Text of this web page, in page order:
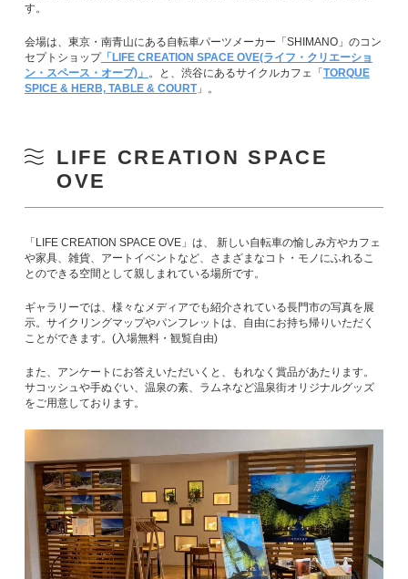
す。
会場は、東京・南青山にある自転車パーツメーカー「SHIMANO」のコン
セプトショップ「LIFE CREATION SPACE OVE(ライフ・クリエーショ
ン・スペース・オーブ)」 。と、渋谷にあるサイクルカフェ「 TORQUE
SPICE & HERB, TABLE & COURT」。
LIFE CREATION SPACE
OVE
「LIFE CREATION SPACE OVE」は、 新しい自転車の愉しみ方やカフェ
や家具、雑貨、アートイベントなど、さまざまなコト・モノにふれるこ
とのできる空間として親しまれている場所です。
ギャラリーでは、様々なメディアでも紹介されている長門市の写真を展
示。サイクリングマップやパンフレットは、自由にお持ち帰りいただく
ことができます。(入場無料・観覧自由)
また、アンケートにお答えいただいくと、もれなく賞品があたります。
サコッシュや手ぬぐい、温泉の素、ラムネなど温泉街オリジナルグッズ
をご用意しております。